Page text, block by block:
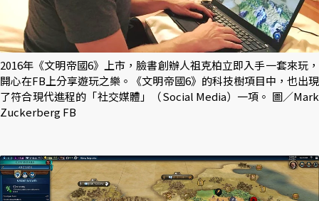
2016年《文明帝國6》上市，臉書創辦人祖克柏立即入手一套來玩，
開心在FB上分享遊玩之樂。《文明帝國6》的科技樹項目中，也出現
了符合現代進程的「社交媒體」（Social Media）一項。 圖／Mark
Zuckerberg FB